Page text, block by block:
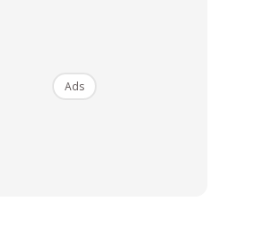
Ads